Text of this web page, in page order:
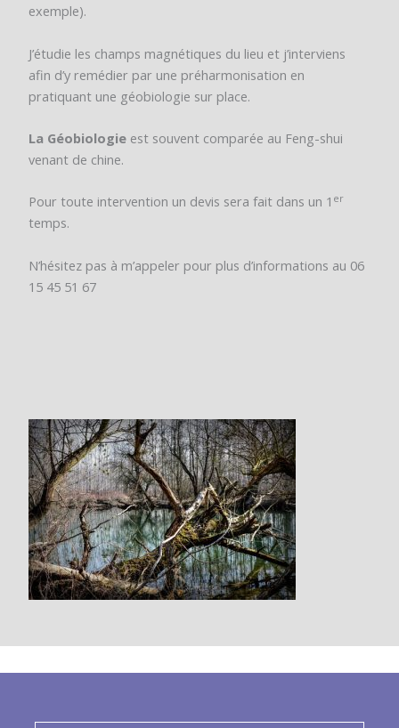
exemple).
J’étudie les champs magnétiques du lieu et j’interviens
afin d’y remédier par une préharmonisation en
pratiquant une géobiologie sur place.
La Géobiologie est souvent comparée au Feng-shui
venant de chine.
Pour toute intervention un devis sera fait dans un 1 er
temps.
N’hésitez pas à m’appeler pour plus d’informations au 06
15 45 51 67